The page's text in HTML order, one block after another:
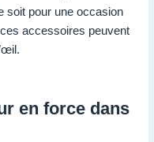
soit pour une occasion
accessoires peuvent
en force dans